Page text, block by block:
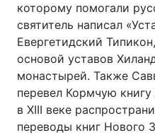
которому помогали
святитель написал
Евергетидский
основой уставов
монастырей. Также
перевел Кормчую
в XIII веке
переводы книг Нового